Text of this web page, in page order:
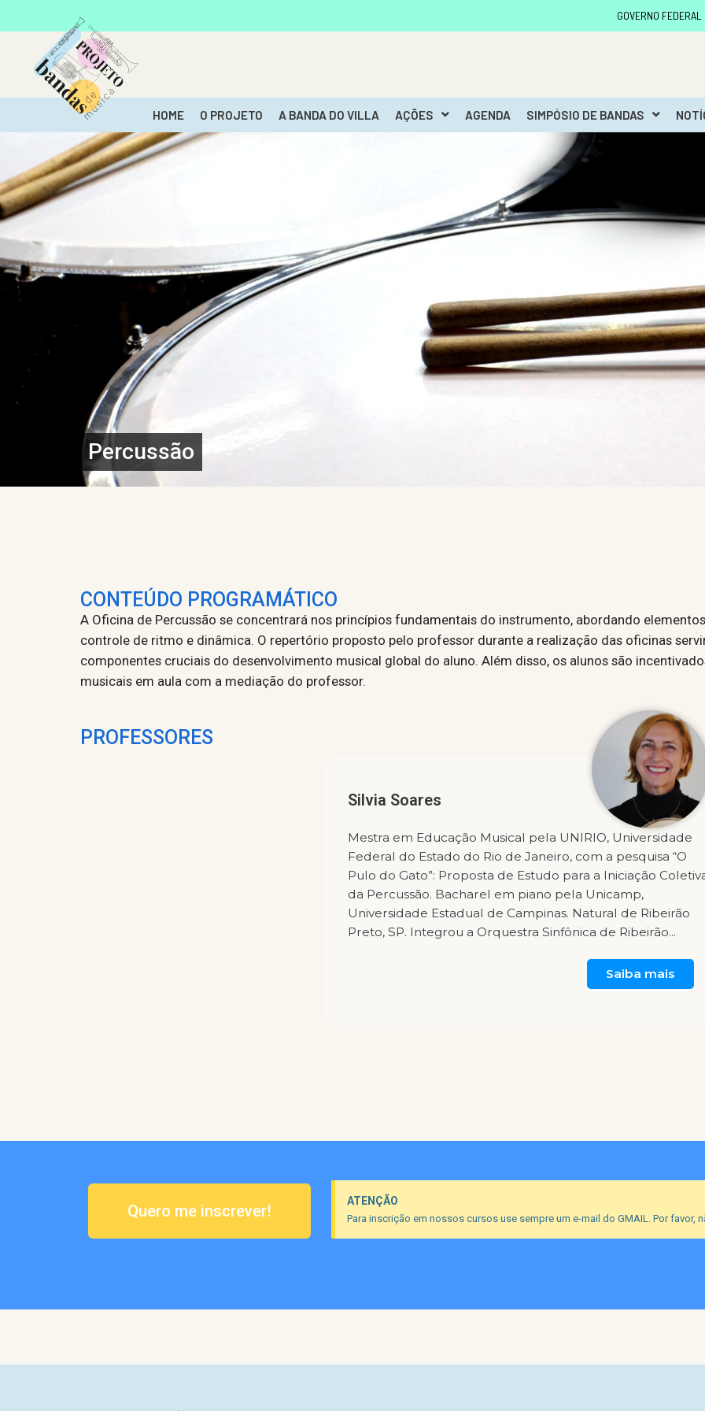
GOVERNO FEDERAL
HOME O PROJETO A BANDA DO VILLA AÇÕES AGENDA SIMPÓSIO DE BANDAS
Percussão
CONTEÚDO PROGRAMÁTICO
A Oficina de Percussão se concentrará nos princípios fundamentais do instrumento, abordando
controle de ritmo e dinâmica. O repertório proposto pelo professor durante a realização das oficinas
componentes cruciais do desenvolvimento musical global do aluno. Além disso, os alunos são
musicais em aula com a mediação do professor.
PROFESSORES
Silvia Soares
Mestra em Educação Musical pela UNIRIO, Universidade
Federal do Estado do Rio de Janeiro, com a pesquisa “O
Pulo do Gato”: Proposta de Estudo para a Iniciação
da Percussão. Bacharel em piano pela Unicamp,
Universidade Estadual de Campinas. Natural de Ribeirão
Preto, SP. Integrou a Orquestra Sinfônica de Ribeirão...
Saiba mais
Quero me inscrever!
ATENÇÃO
Para inscrição em nossos cursos use sempre um e-mail do GMAIL. Por favor,